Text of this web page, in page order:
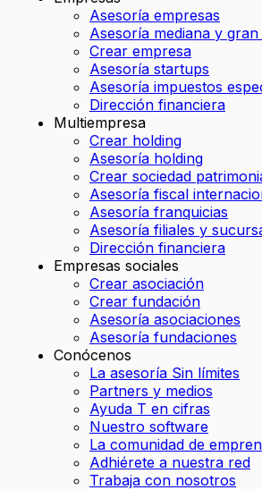
Asesoría empresas
Asesoría mediana y
Crear empresa
Asesoría startups
Asesoría impuestos
Dirección financiera
Multiempresa
Crear holding
Asesoría holding
Crear sociedad
Asesoría fiscal
Asesoría franquicias
Asesoría filiales y
Dirección financiera
Empresas sociales
Crear asociación
Crear fundación
Asesoría asociaciones
Asesoría fundaciones
Conócenos
La asesoría Sin límites
Partners y medios
Ayuda T en cifras
Nuestro software
La comunidad de
Adhiérete a nuestra red
Trabaja con nosotros